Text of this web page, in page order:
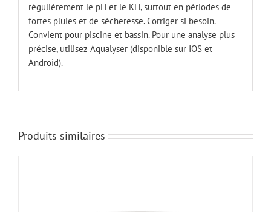
régulièrement le pH et le KH, surtout en périodes de
fortes pluies et de sécheresse. Corriger si besoin.
Convient pour piscine et bassin. Pour une analyse plus
précise, utilisez Aqualyser (disponible sur IOS et
Android).
Produits similaires